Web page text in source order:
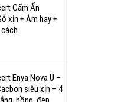
Cẩm Ấn
xịn + Âm hay +
Enya Nova U –
siêu xịn – 4